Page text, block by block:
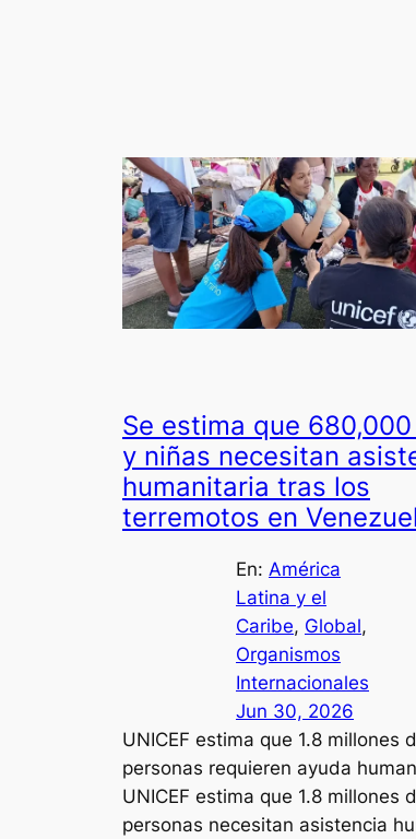
Se estima que
y niñas necesitan
humanitaria tras los
terremotos en
En: América
Latina y el
Caribe, Global
Organismos
Internacionales
Jun 30, 2026
UNICEF estima que 1.8 millones
personas requieren ayuda
UNICEF estima que 1.8 millones
personas necesitan asistencia